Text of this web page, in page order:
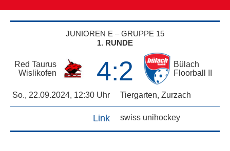
JUNIOREN E – GRUPPE 15
1. RUNDE
Red Taurus
Wislikofen
4:2
Bülach
Floorball II
So., 22.09.2024, 12:30 Uhr Tiergarten, Zurzach
Link swiss unihockey